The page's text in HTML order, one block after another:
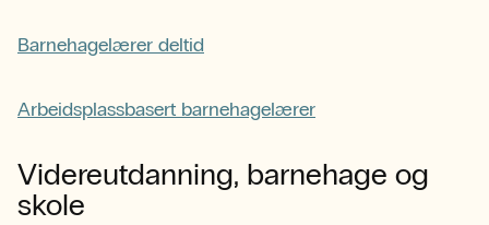
Barnehagelærer deltid
Arbeidsplassbasert barnehagelærer
Videreutdanning, barnehage og
skole